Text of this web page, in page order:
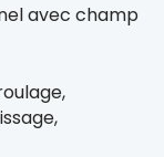
avec champ